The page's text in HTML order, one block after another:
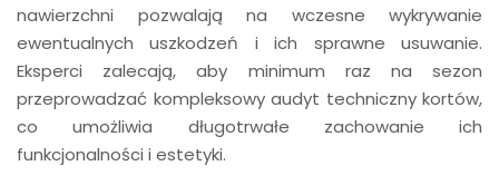
nawierzchni pozwalają na wczesne wykrywanie
ewentualnych uszkodzeń i ich sprawne usuwanie.
Eksperci zalecają, aby minimum raz na sezon
przeprowadzać kompleksowy audyt techniczny kortów,
co umożliwia długotrwałe zachowanie ich
funkcjonalności i estetyki.